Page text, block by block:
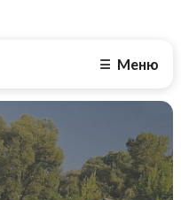
☰ Меню